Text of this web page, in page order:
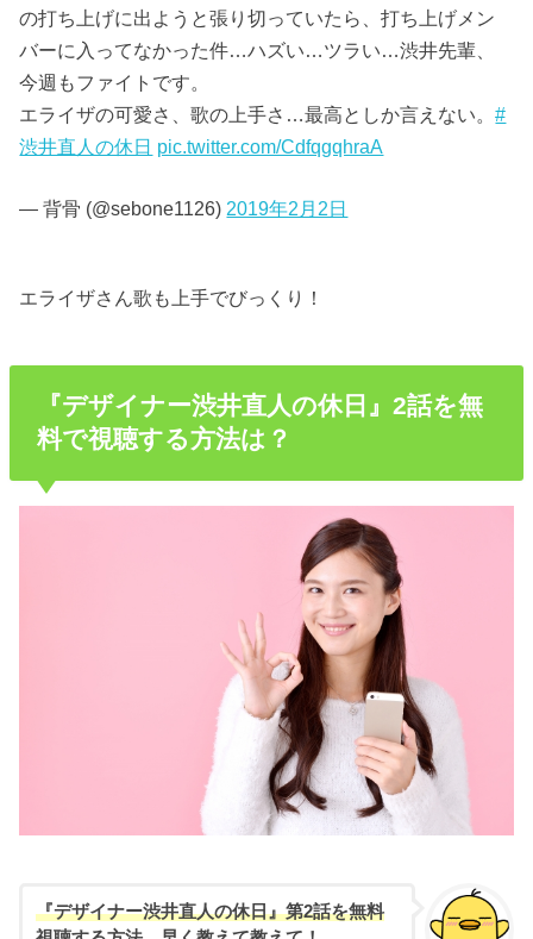
の打ち上げに出ようと張り切っていたら、打ち上げメン
バーに入ってなかった件…ハズい…ツラい…渋井先輩、
今週もファイトです。
エライザの可愛さ、歌の上手さ…最高としか言えない。#
渋井直人の休日 pic.twitter.com/CdfqgqhraA
— 背骨 (@sebone1126) 2019年2月2日
エライザさん歌も上手でびっくり！
『デザイナー渋井直人の休日』2話を無
料で視聴する方法は？
『デザイナー渋井直人の休日』第2話を無料